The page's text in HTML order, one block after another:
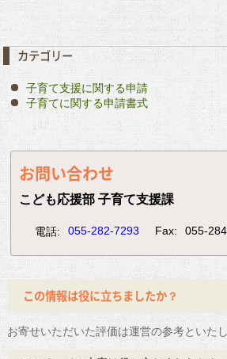
カテゴリー
子育て支援に関する申請
子育てに関する申請書式
お問い合わせ
こども応援部 子育て支援課
電話: 055-282-7293 Fax: 055-
この情報は役に立ちましたか？
お寄せいただいた評価は運営の参考といたし